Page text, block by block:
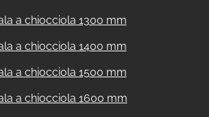
a chiocciola 1300 mm
a chiocciola 1400 mm
a chiocciola 1500 mm
a chiocciola 1600 mm